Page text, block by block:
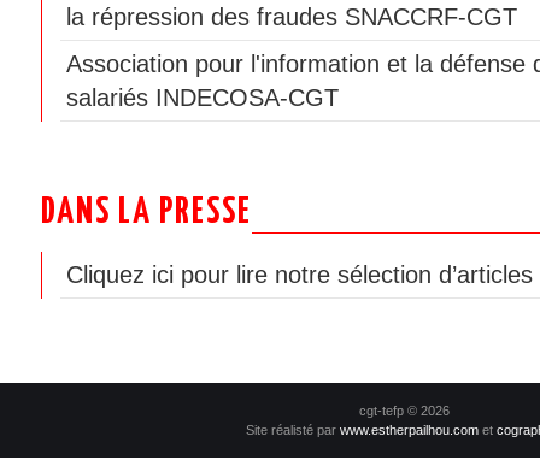
la répression des fraudes SNACCRF-CGT
Association pour l'information et la défense
salariés INDECOSA-CGT
DANS LA PRESSE
Cliquez ici pour lire notre sélection
cgt-tefp © 2026
Site réalisté parwww.estherpailhou.com et